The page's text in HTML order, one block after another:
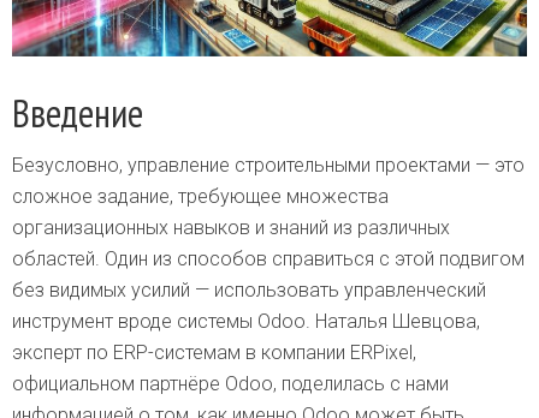
Введение
Безусловно, управление строительными проектами — это
сложное задание, требующее множества
организационных навыков и знаний из различных
областей. Один из способов справиться с этой подвигом
без видимых усилий — использовать управленческий
инструмент вроде системы Odoo. Наталья Шевцова,
эксперт по ERP-системам в компании ERPixel,
официальном партнёре Odoo, поделилась с нами